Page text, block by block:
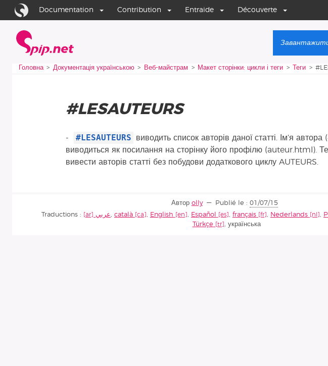
Aller au contenu
Aller à la navigation
Documentation Contribution Entraide Découverte
Vous êtes ici :
Головна Документація українською Веб-майстрам Макет сторінки: цикли і теги Теги
#LESAUTEURS
- #LESAUTEURS
виводить список авторів даної статті. Ім’я
виводиться як посилання на сторінку його профілю (auteur.html).
вивести авторів статті без побудови додаткового циклу AUTEURS.
Автор olly Publié le : 01/07/15
Traductions :
عربي, català , English , Español , français , Nederlands ,
Türkçe
, українська